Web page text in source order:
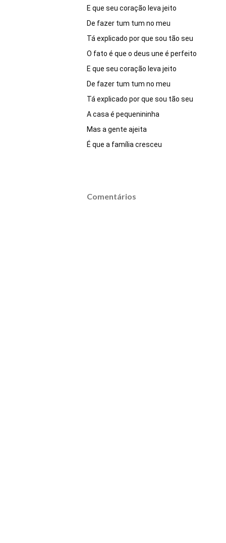
E que seu coração leva jeito
De fazer tum tum no meu
Tá explicado por que sou tão seu
O fato é que o deus une é perfeito
E que seu coração leva jeito
De fazer tum tum no meu
Tá explicado por que sou tão seu
A casa é pequenininha
Mas a gente ajeita
É que a família cresceu
Comentários